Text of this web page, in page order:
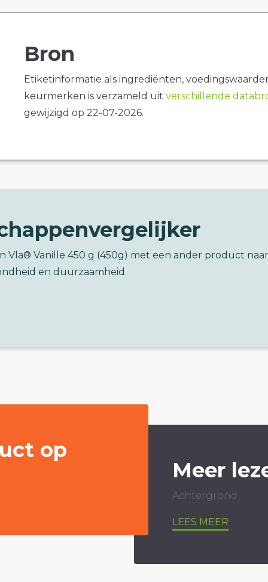
Bron
Etiketinformatie als ingrediënten,
keurmerken is verzameld uit verschillende
gewijzigd op 22-07-2026.
Vla® Vanille 450 g (450g) met een ander product naar
en duurzaamheid.
op
Meer
Achtergrond
LEES MEER